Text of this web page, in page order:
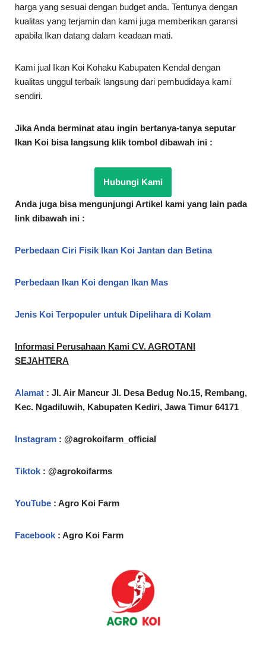
harga yang sesuai dengan budget anda. Tentunya dengan
kualitas yang terjamin dan kami juga memberikan garansi
apabila Ikan datang dalam keadaan mati.
Kami jual Ikan Koi Kohaku Kabupaten Kendal dengan
kualitas unggul terbaik langsung dari pembudidaya kami
sendiri.
Jika Anda berminat atau ingin bertanya-tanya seputar
Ikan Koi bisa langsung klik tombol dibawah ini :
Hubungi Kami
Anda juga bisa mengunjungi Artikel kami yang lain pada
link dibawah ini :
Perbedaan Ciri Fisik Ikan Koi Jantan dan Betina
Perbedaan Ikan Koi dengan Ikan Mas
Jenis Koi Terpopuler untuk Dipelihara di Kolam
Informasi Perusahaan Kami CV. AGROTANI
SEJAHTERA
Alamat : Jl. Air Mancur Jl. Desa Bedug No.15, Rembang,
Kec. Ngadiluwih, Kabupaten Kediri, Jawa Timur 64171
Instagram : @agrokoifarm_official
Tiktok : @agrokoifarms
YouTube : Agro Koi Farm
Facebook : Agro Koi Farm